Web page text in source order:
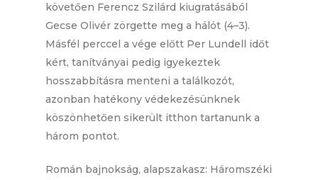
követően Ferencz Szilárd kiugratásából
Gecse Olivér zörgette meg a hálót (4–3).
Másfél perccel a vége előtt Per Lundell időt
kért, tanítványai pedig igyekeztek
hosszabbításra menteni a találkozót,
azonban hatékony védekezésünknek
köszönhetően sikerült itthon tartanunk a
három pontot.
Román bajnokság, alapszakasz: Háromszéki